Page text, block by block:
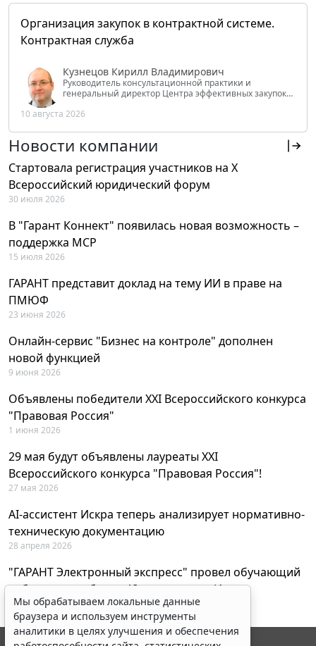
Организация закупок в контрактной системе.
Контрактная служба
Кузнецов Кирилл Владимирович
Руководитель консультационной практики и
генеральный директор Центра эффективных закупок
РФ
10 августа 2026
Новости компании
Стартовала регистрация участников на X
Всероссийский юридический форум
30 июля 2026
В "Гарант Коннект" появилась новая возможность –
поддержка MCP
15 июля 2026
ГАРАНТ представит доклад на тему ИИ в праве на
ПМЮФ
23 июня 2026
Онлайн-сервис "Бизнес на контроле" дополнен
новой функцией
9 июня 2026
Объявлены победители XXI Всероссийского конкурса
"Правовая Россия"
1 июня 2026
29 мая будут объявлены лауреаты XXI
Всероссийского конкурса "Правовая Россия"!
27 мая 2026
AI-ассистент Искра теперь анализирует нормативно-
техническую документацию
28 апреля 2026
"ГАРАНТ Электронный экспресс" провел обучающий
вебинар по работе с AI-ассистентом Искра
23 апреля 2026
Мы обрабатываем локальные данные
браузера и используем инструменты
аналитики в целях улучшения и обеспечения